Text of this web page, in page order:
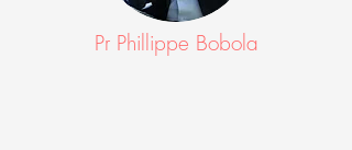
Pr Phillippe Bobola